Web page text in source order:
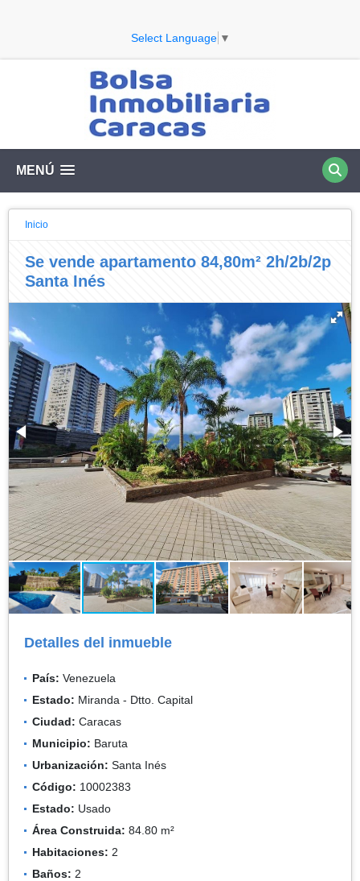
Select Language ▼
MENÚ
Inicio
Se vende apartamento 84,80m² 2h/2b/2p
Santa Inés
Detalles del inmueble
País: Venezuela
Estado: Miranda - Dtto. Capital
Ciudad: Caracas
Municipio: Baruta
Urbanización: Santa Inés
Código: 10002383
Estado: Usado
Área Construida: 84.80 m²
Habitaciones: 2
Baños: 2